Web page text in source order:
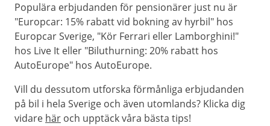
Populära erbjudanden för pensionärer just nu är
"Europcar: 15% rabatt vid bokning av hyrbil" hos
Europcar Sverige, "Kör Ferrari eller Lamborghini!"
hos Live It eller "Biluthurning: 20% rabatt hos
AutoEurope" hos AutoEurope.
Vill du dessutom utforska förmånliga erbjudanden
på bil i hela Sverige och även utomlands? Klicka dig
vidare här och upptäck våra bästa tips!